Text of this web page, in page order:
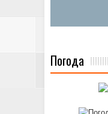
Погода